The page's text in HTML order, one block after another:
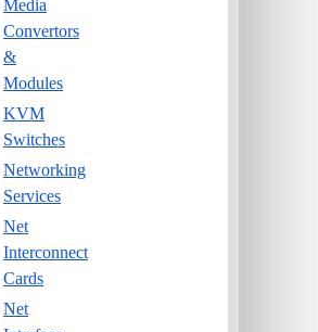
Media
Convertors
&
Modules
KVM
Switches
Networking
Services
Net
Interconnect
Cards
Net